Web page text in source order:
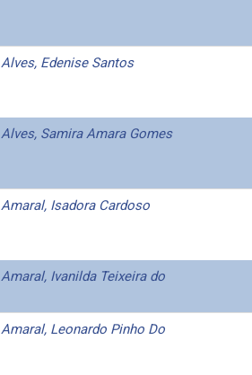
Alves, Edenise Santos
Alves, Samira Amara Gomes
Amaral, Isadora Cardoso
Amaral, Ivanilda Teixeira do
Amaral, Leonardo Pinho Do